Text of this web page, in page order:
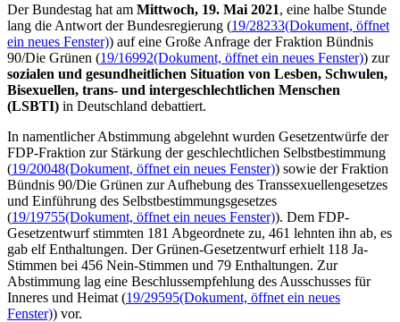
Der Bundestag hat am Mittwoch, 19. Mai 2021, eine halbe Stunde
lang die Antwort der Bundesregierung (19/28233(Dokument, öffnet
ein neues Fenster)) auf eine Große Anfrage der Fraktion Bündnis
90/Die Grünen (19/16992(Dokument, öffnet ein neues Fenster)) zur
sozialen und gesundheitlichen Situation von Lesben, Schwulen,
Bisexuellen, trans- und intergeschlechtlichen Menschen
(LSBTI) in Deutschland debattiert.
In namentlicher Abstimmung abgelehnt wurden Gesetzentwürfe der
FDP-Fraktion zur Stärkung der geschlechtlichen Selbstbestimmung
(19/20048(Dokument, öffnet ein neues Fenster)) sowie der Fraktion
Bündnis 90/Die Grünen zur Aufhebung des Transsexuellengesetzes
und Einführung des Selbstbestimmungsgesetzes
(19/19755(Dokument, öffnet ein neues Fenster)). Dem FDP-
Gesetzentwurf stimmten 181 Abgeordnete zu, 461 lehnten ihn ab, es
gab elf Enthaltungen. Der Grünen-Gesetzentwurf erhielt 118 Ja-
Stimmen bei 456 Nein-Stimmen und 79 Enthaltungen. Zur
Abstimmung lag eine Beschlussempfehlung des Ausschusses für
Inneres und Heimat (19/29595(Dokument, öffnet ein neues
Fenster)) vor.